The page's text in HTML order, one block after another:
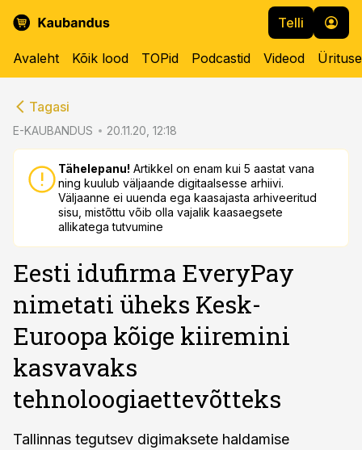
Telli
Avaleht Kõik lood TOPid Podcastid Videod
Tagasi
E-KAUBANDUS 20.11.20, 12:18
Tähelepanu! Artikkel on enam kui 5 aastat vana
ning kuulub väljaande digitaalsesse arhiivi.
Väljaanne ei uuenda ega kaasajasta arhiveeritud
sisu, mistõttu võib olla vajalik kaasaegsete
allikatega tutvumine
Eesti idufirma EveryPay
nimetati üheks Kesk-
Euroopa kõige kiiremini
kasvavaks
tehnoloogiaettevõtteks
Tallinnas tegutsev digimaksete haldamise